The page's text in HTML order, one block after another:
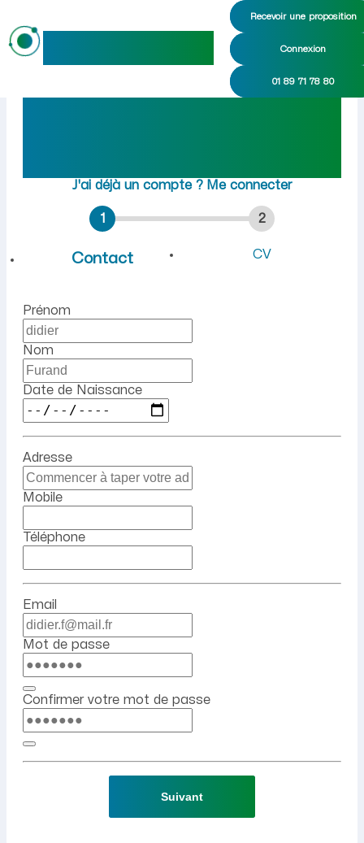
Recevoir une proposition
Connexion
01 89 71 78 80
Emploi à Barenton-sur-
Rejoindre maideoà
J'ai déjà un compte ? Me connecter
1
Contact
2
CV
Prénom
Nom
Date de Naissance
Adresse
Mobile
Téléphone
Email
Mot de passe
Confirmer votre mot de passe
Suivant